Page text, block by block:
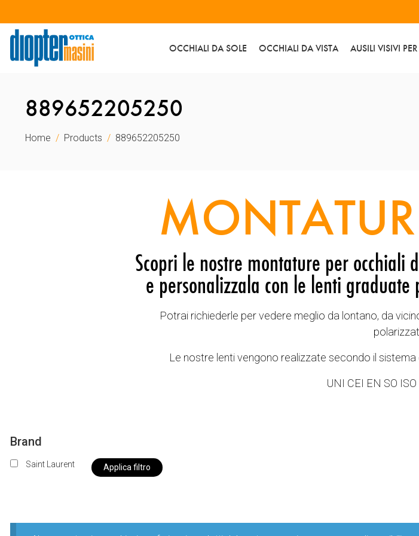
OCCHIALI DA SOLE OCCHIALI DA VISTA AUSILI VISIVI
889652205250
Home Products 889652205250
Scopri le nostre montature per occhiali
e personalizzala con le lenti
Potrai richiederle per vedere meglio da lontano, da
Le nostre lenti vengono realizzate secondo il
UNI CEI EN SO
Brand
Saint Laurent Applica filtro